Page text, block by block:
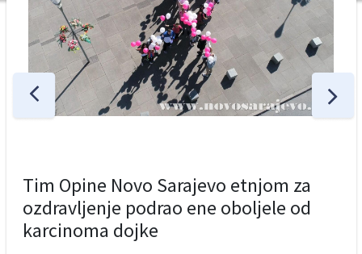
Tim Opine Novo Sarajevo etnjom za
ozdravljenje podrao ene oboljele od
karcinoma dojke